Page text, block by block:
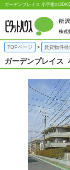
ガーデンプレイス 小手指の
TOPページ 賃貸物件検
ガーデンプレイス